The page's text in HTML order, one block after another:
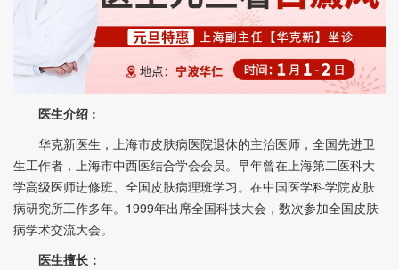
医生介绍 :
华克新医生，上海市皮肤病医院退休的主治医师，全国先进卫
生工作者，上海市中西医结合学会会员。早年曾在上海第二医科大
学高级医师进修班、全国皮肤病理班学习。在中国医学科学院皮肤
病研究所工作多年。1999年出席全国科技大会，数次参加全国皮肤
病学术交流大会。
医生擅长：